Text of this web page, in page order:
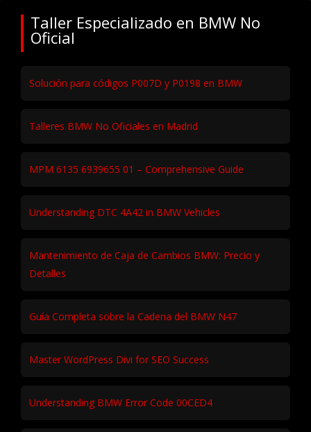
Taller Especializado en BMW No
Oficial
Solución para códigos P007D y P0198 en BMW
Talleres BMW No Oficiales en Madrid
MPM 6135 6939655 01 – Comprehensive Guide
Understanding DTC 4A42 in BMW Vehicles
Mantenimiento de Caja de Cambios BMW: Precio y
Detalles
Guía Completa sobre la Cadena del BMW N47
Master WordPress Divi for SEO Success
Understanding BMW Error Code 00CED4